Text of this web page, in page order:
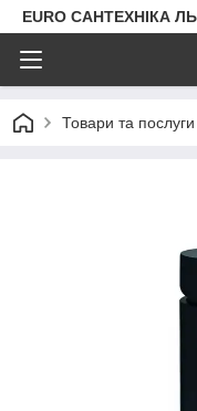
EURO САНТЕХНІКА
Товари та послуги